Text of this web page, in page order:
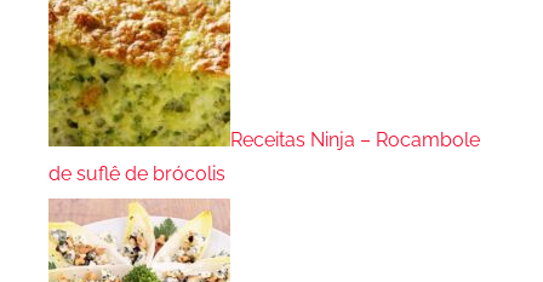
Receitas Ninja – Rocambole
de suflê de brócolis